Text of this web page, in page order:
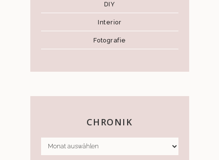
DIY
Interior
Fotografie
CHRONIK
CHRONIK